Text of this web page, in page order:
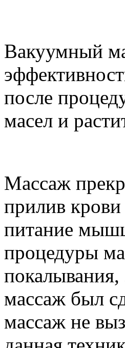
Вакуумный
после
масел и
Массаж
прилив крови
питание
процедуры
массаж был
массаж не